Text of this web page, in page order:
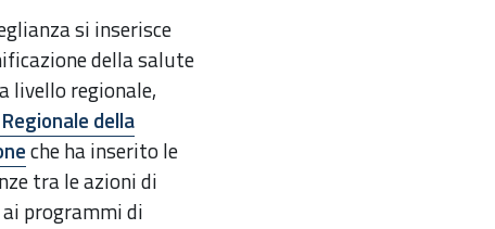
si inserisce
della salute
livello regionale,
della
che ha inserito le
tra le azioni di
programmi di